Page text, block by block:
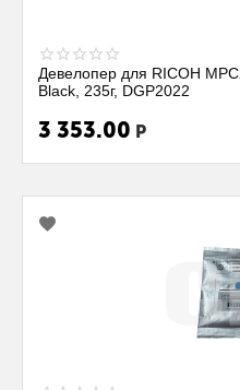
Девелопер для RICOH
Black, 235г, DGP2022
3 353.00 Р